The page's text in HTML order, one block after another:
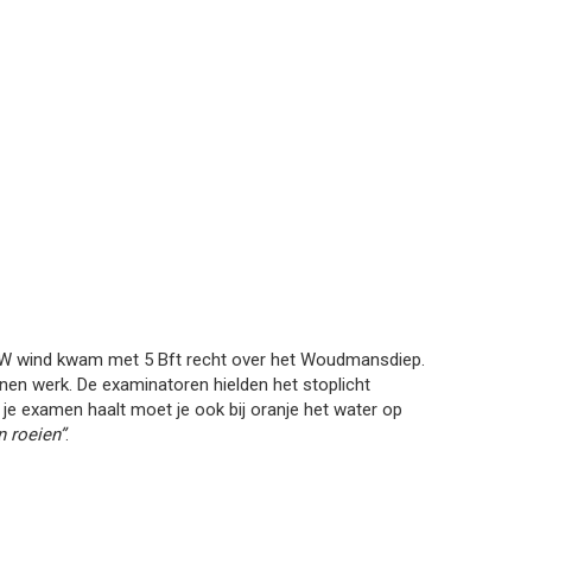
wind kwam met 5 Bft recht over het Woudmansdiep.
werk. De examinatoren hielden het stoplicht
examen haalt moet je ook bij oranje het water op
roeien”.